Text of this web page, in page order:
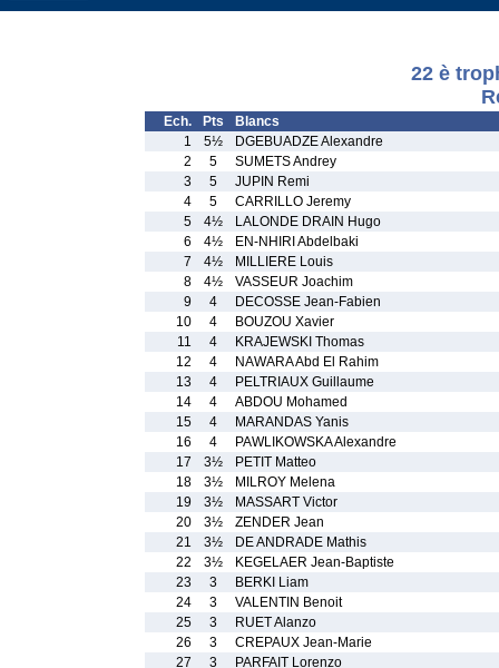
22 è
Ech. Pts
Blancs
1
5½
DGEBUADZE Alexandre
2
5
SUMETS Andrey
3
5
JUPIN Remi
4
5
CARRILLO Jeremy
5
4½
LALONDE DRAIN Hugo
6
4½
EN-NHIRI Abdelbaki
7
4½
MILLIERE Louis
8
4½
VASSEUR Joachim
9
4
DECOSSE Jean-Fabien
10
4
BOUZOU Xavier
11
4
KRAJEWSKI Thomas
12
4
NAWARA Abd El Rahim
13
4
PELTRIAUX Guillaume
14
4
ABDOU Mohamed
15
4
MARANDAS Yanis
16
4
PAWLIKOWSKA Alexandre
17
3½
PETIT Matteo
18
3½
MILROY Melena
19
3½
MASSART Victor
20
3½
ZENDER Jean
21
3½
DE ANDRADE Mathis
22
3½
KEGELAER Jean-Baptiste
23
3
BERKI Liam
24
3
VALENTIN Benoit
25
3
RUET Alanzo
26
3
CREPAUX Jean-Marie
27
3
PARFAIT Lorenzo